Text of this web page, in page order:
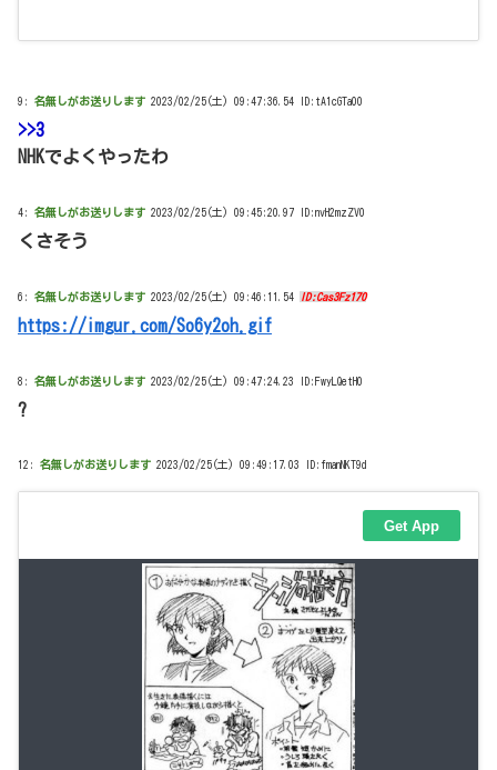
9: 名無しがお送りします 2023/02/25(土) 09:47:36.54 ID:tA1cGTa00
>>3
NHKでよくやったわ
4: 名無しがお送りします 2023/02/25(土) 09:45:20.97 ID:nvH2mzZV0
くさそう
6: 名無しがお送りします 2023/02/25(土) 09:46:11.54 ID:Cas3Fz170
https://imgur.com/So6y2oh.gif
8: 名無しがお送りします 2023/02/25(土) 09:47:24.23 ID:FwyLQetH0
?
12: 名無しがお送りします 2023/02/25(土) 09:49:17.03 ID:fmanNKT9d